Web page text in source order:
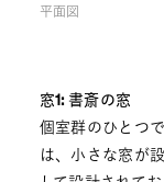
平面図
窓1: 書斎の窓
個室群のひとつ
は、小さな窓が